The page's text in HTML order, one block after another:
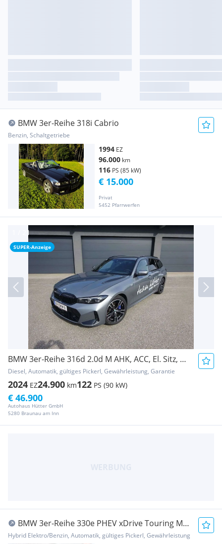
BMW 3er-Reihe 318i Cabrio
Benzin, Schaltgetriebe
1994 EZ
96.000 km
116 PS (85 kW)
Privat
5452 Pfarrwerfen
€ 15.000
SUPER-Anzeige
BMW 3er-Reihe 316d 2.0d M AHK, ACC, El. Sitz, Keyless, RFK
Diesel, Automatik, gültiges Pickerl, Gewährleistung, Garantie
2024 EZ24.900 km122 PS (90 kW)
Autohaus Hütter GmbH
5280 Braunau am Inn
€ 46.900
BMW 3er-Reihe 330e PHEV xDrive Touring M
Aut. Systemleistung ...
Hybrid Elektro/Benzin, Automatik, gültiges Pickerl, Gewährleistung